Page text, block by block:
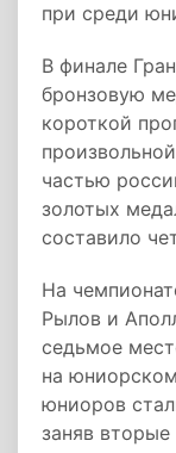
при среди
В финале
бронзовую
короткой
частью
золотых
составило
На
Рылов и
седьмое
на
юниоров
заняв